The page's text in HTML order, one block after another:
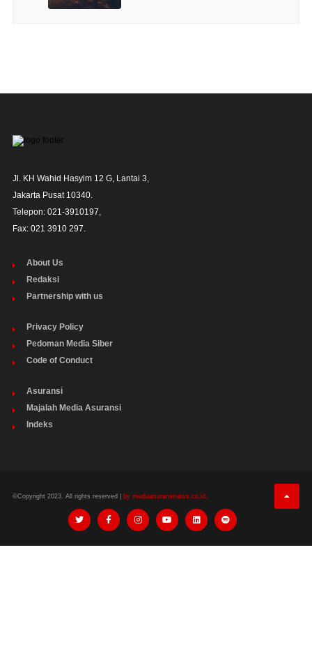
Jl. KH Wahid Hasyim 12 G, Lantai 3,
Jakarta Pusat 10340.
Telepon: 021-3910197,
Fax: 021 3910 297.
About Us
Redaksi
Partnership with us
Privacy Policy
Pedoman Media Siber
Code of Conduct
Asuransi
Majalah Media Asuransi
Indeks
©Copyright 2023. All rights reserved | by mediaasuransinews.co.id.